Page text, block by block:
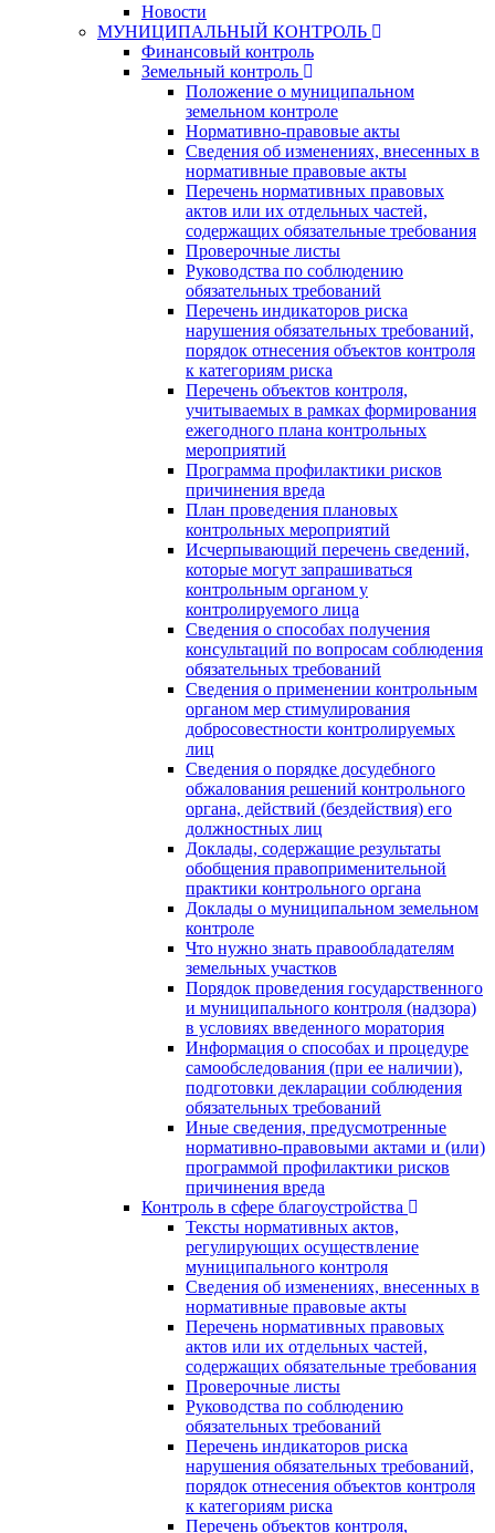
Новости
МУНИЦИПАЛЬНЫЙ КОНТРОЛЬ
Финансовый контроль
Земельный контроль
Положение о муниципальном
земельном контроле
Нормативно-правовые акты
Сведения об изменениях, внесенных в
нормативные правовые акты
Перечень нормативных правовых
актов или их отдельных частей,
содержащих обязательные требования
Проверочные листы
Руководства по соблюдению
обязательных требований
Перечень индикаторов риска
нарушения обязательных требований,
порядок отнесения объектов контроля
к категориям риска
Перечень объектов контроля,
учитываемых в рамках формирования
ежегодного плана контрольных
мероприятий
Программа профилактики рисков
причинения вреда
План проведения плановых
контрольных мероприятий
Исчерпывающий перечень сведений,
которые могут запрашиваться
контрольным органом у
контролируемого лица
Сведения о способах получения
консультаций по вопросам соблюдения
обязательных требований
Сведения о применении контрольным
органом мер стимулирования
добросовестности контролируемых
лиц
Сведения о порядке досудебного
обжалования решений контрольного
органа, действий (бездействия) его
должностных лиц
Доклады, содержащие результаты
обобщения правоприменительной
практики контрольного органа
Доклады о муниципальном земельном
контроле
Что нужно знать правообладателям
земельных участков
Порядок проведения государственного
и муниципального контроля (надзора)
в условиях введенного моратория
Информация о способах и процедуре
самообследования (при ее наличии),
подготовки декларации соблюдения
обязательных требований
Иные сведения, предусмотренные
нормативно-правовыми актами и (или)
программой профилактики рисков
причинения вреда
Контроль в сфере благоустройства
Тексты нормативных актов,
регулирующих осуществление
муниципального контроля
Сведения об изменениях, внесенных в
нормативные правовые акты
Перечень нормативных правовых
актов или их отдельных частей,
содержащих обязательные требования
Проверочные листы
Руководства по соблюдению
обязательных требований
Перечень индикаторов риска
нарушения обязательных требований,
порядок отнесения объектов контроля
к категориям риска
Перечень объектов контроля,